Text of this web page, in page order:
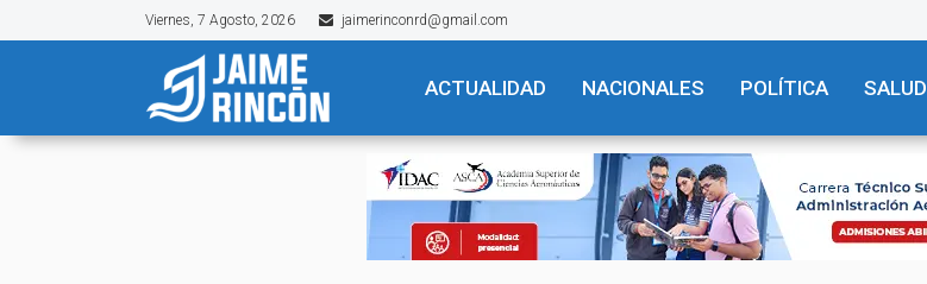
Viernes, 7 Agosto, 2026 jaimerinconrd@gmail.com
ACTUALIDAD NACIONALES POLÍTICA SALUD